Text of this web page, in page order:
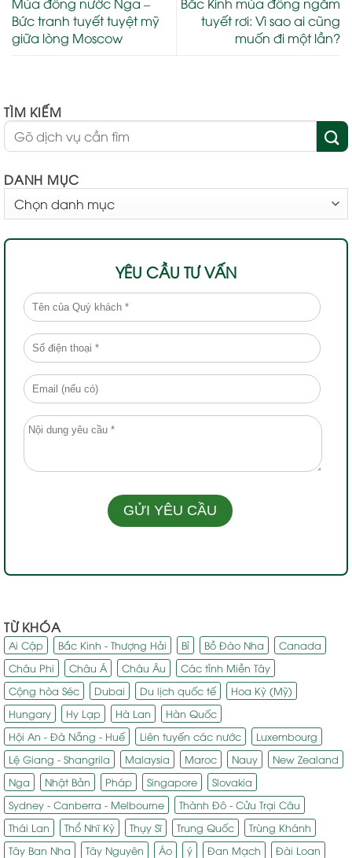
Bức tranh tuyết tuyệt mỹ
giữa lòng Moscow
tuyết rơi: Vì sao ai cũng
muốn đi một lần?
TÌM KIẾM
DANH MỤC
MỤC
YÊU CẦU TƯ VẤN
TỪ KHÓA
Ai Cập Bắc Kinh - Thượng Hải Bỉ Bồ Đào Nha
Canada
Châu Phi
Châu Á Châu Âu
Các tỉnh Miền Tây
Cộng hòa Séc
Dubai Du lịch quốc tế
Hoa Kỳ (Mỹ)
Hungary
Hy Lạp Hà Lan
Hàn Quốc
Hội An - Đà Nẵng - Huế
Liên tuyến các nước
Luxembourg
Lệ Giang - Shangrila
Malaysia Maroc Nauy
New Zealand
Nga
Nhật Bản Pháp Singapore
Slovakia
Sydney - Canberra - Melbourne
Thành Đô - Cửu Trại Câu
Thái Lan
Thổ Nhĩ Kỳ Thụy Sĩ Trung Quốc
Trùng Khánh
Tây Ban Nha
Tây Nguyên Áo ý Đan Mạch
Đài Loan